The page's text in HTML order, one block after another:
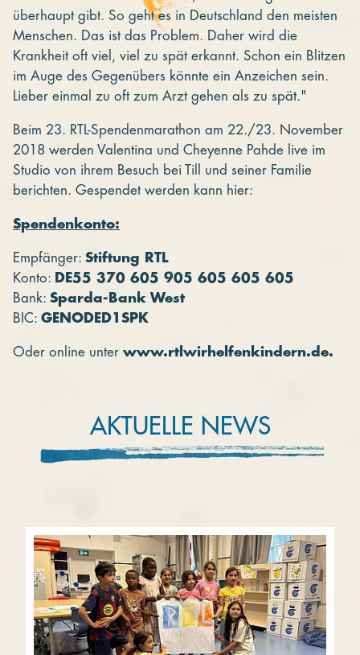
überhaupt gibt. So geht es in Deutschland den meisten
Menschen. Das ist das Problem. Daher wird die
Krankheit oft viel, viel zu spät erkannt. Schon ein Blitzen
im Auge des Gegenübers könnte ein Anzeichen sein.
Lieber einmal zu oft zum Arzt gehen als zu spät."
Beim 23. RTL-Spendenmarathon am 22./23. November
2018 werden Valentina und Cheyenne Pahde live im
Studio von ihrem Besuch bei Till und seiner Familie
berichten. Gespendet werden kann hier:
Spendenkonto:
Empfänger: Stiftung RTL
Konto: DE55 370 605 905 605 605 605
Bank: Sparda-Bank West
BIC: GENODED1SPK
Oder online unter www.rtlwirhelfenkindern.de.
AKTUELLE NEWS